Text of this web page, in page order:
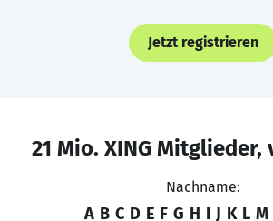
Jetzt registrieren
21 Mio. XING Mitglieder,
Nachname:
A B C D E F G H I J K L M